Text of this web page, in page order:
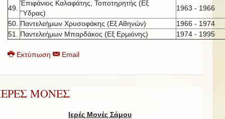
49.
Έπιφάνιος Καλαφάτης, Τοποτηρητής (Εξ
'Ύδρας)
1963 - 1966
50. Παντελεήμων Χρυσοφάκης (Εξ Αθηνών)
1966 - 1974
51.
Παντελεήμων Μπαρδάκος (Εξ Ερμιόνης) 1974 - 1995
Εκτύπωση Email
ΜΟΝΕΣ
Ιερές Μονές Σάμου